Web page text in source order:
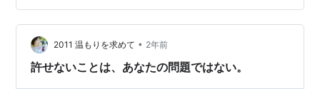
とって特別な場所という感じがありますが、信州は、こ
れぞ日本の中の日本、という感じがします。 私にとって
はどちらも格別にすてきです。 生まれも育ちも東京だっ
たので、本当に勉強になること…
2011 温もりを求めて • 2年前
許せないことは、あなたの問題ではない。